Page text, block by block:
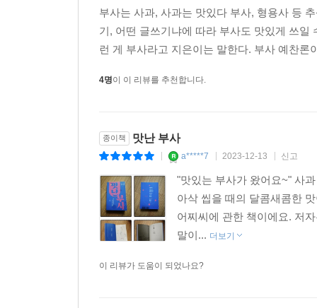
부사는 사과, 사과는 맛있다 부사, 형용사 등
기, 어떤 글쓰기냐에 따라 부사도 맛있게 쓰
런 게 부사라고 지은이는 말한다. 부사 예찬
4명이 이 리뷰를 추천합니다.
종이책 맛난 부사
a*****7 2023-12-13 신고
"맛있는 부사가 왔어요~" 사
아삭 씹을 때의 달콤새콤한
어찌씨에 관한 책이에요. 저
말이... 더보기
이 리뷰가 도움이 되었나요?